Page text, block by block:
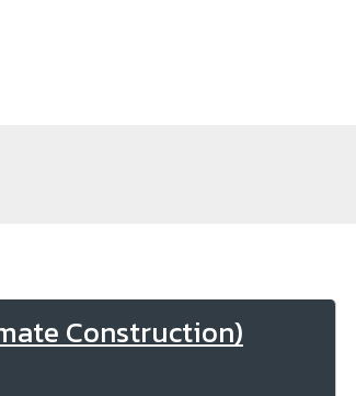
Construction)